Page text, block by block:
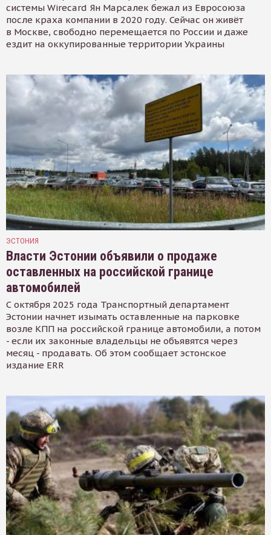
системы Wirecard Ян Марсалек бежал из Евросоюза
после краха компании в 2020 году. Сейчас он живёт
в Москве, свободно перемещается по России и даже
ездит на оккупированные территории Украины
ЭСТОНИЯ
Власти Эстонии объявили о продаже
оставленных на российской границе
автомобилей
С октября 2025 года Транспортный департамент
Эстонии начнет изымать оставленные на парковке
возле КПП на российской границе автомобили, а потом
- если их законные владельцы не объявятся через
месяц - продавать. Об этом сообщает эстонское
издание ERR